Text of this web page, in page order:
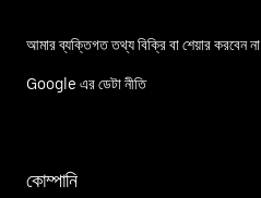
আমার ব্যক্তিগত তথ্য বিক্রি বা শেয়ার করবেন না
Google এর ডেটা নীতি
কোম্পানি